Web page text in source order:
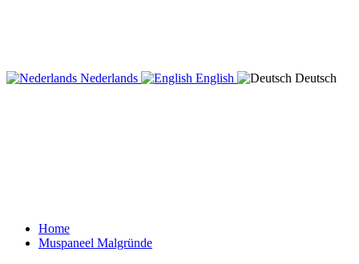
Nederlands English Deutsch
Home
Muspaneel Malgründe